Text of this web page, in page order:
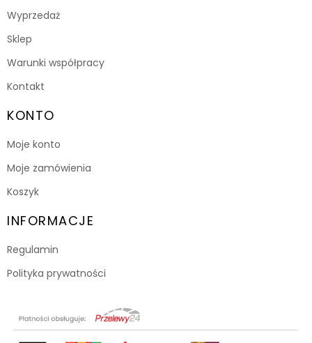
Wyprzedaż
Sklep
Warunki współpracy
Kontakt
KONTO
Moje konto
Moje zamówienia
Koszyk
INFORMACJE
Regulamin
Polityka prywatności